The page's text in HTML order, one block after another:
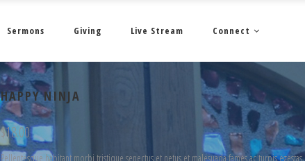
Sermons Giving Live Stream Connect
HAPPY NINJA
$18.00
Pellentesque habitant morbi tristique senectus et netus et malesuada fames ac turpis